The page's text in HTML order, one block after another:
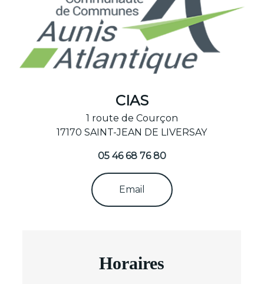
CIAS
1 route de Courçon
17170 SAINT-JEAN DE LIVERSAY
05 46 68 76 80
Email
Horaires